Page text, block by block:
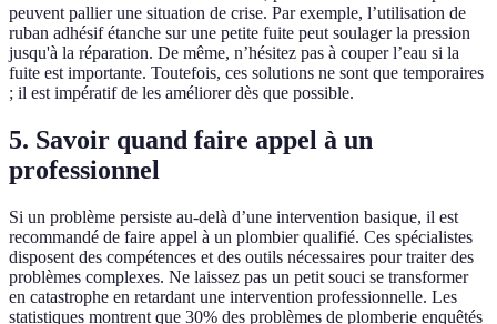
peuvent pallier une situation de crise. Par exemple, l’utilisation de
ruban adhésif étanche sur une petite fuite peut soulager la pression
jusqu'à la réparation. De même, n’hésitez pas à couper l’eau si la
fuite est importante. Toutefois, ces solutions ne sont que temporaires
; il est impératif de les améliorer dès que possible.
5. Savoir quand faire appel à un
professionnel
Si un problème persiste au-delà d’une intervention basique, il est
recommandé de faire appel à un plombier qualifié. Ces spécialistes
disposent des compétences et des outils nécessaires pour traiter des
problèmes complexes. Ne laissez pas un petit souci se transformer
en catastrophe en retardant une intervention professionnelle. Les
statistiques montrent que 30% des problèmes de plomberie enquêtés